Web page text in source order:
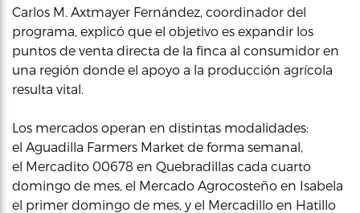
Carlos M. Axtmayer Fernández, coordinador del
programa, explicó que el objetivo es expandir los
puntos de venta directa de la finca al consumidor en
una región donde el apoyo a la producción agrícola
resulta vital.
Los mercados operan en distintas modalidades:
el Aguadilla Farmers Market de forma semanal,
el Mercadito 00678 en Quebradillas cada cuarto
domingo de mes, el Mercado Agrocosteño en Isabela
el primer domingo de mes, y el Mercadillo en Hatillo